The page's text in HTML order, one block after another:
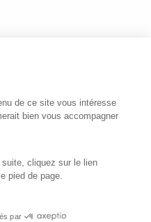
de ce site vous intéresse
bien vous accompagner
cliquez sur le lien
pied de page.
par